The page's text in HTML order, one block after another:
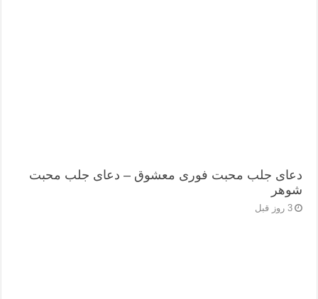
دعای جلب محبت فوری معشوق – دعای جلب محبت
شوهر
3 روز قبل